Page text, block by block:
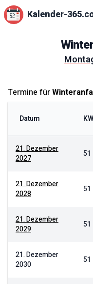
Kalender-
Termine für
Datum KW
21. Dezember
2027
51
21. Dezember
2028
51
21. Dezember
2029
51
21. Dezember
2030
51